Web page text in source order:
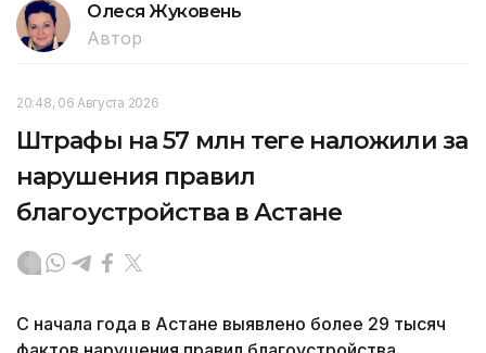
Олеся Жуковень
Автор
20:48, 06 Августа 2026
Штрафы на 57 млн теңге наложили за
нарушения правил
благоустройства в Астане
С начала года в Астане выявлено более 29 тысяч